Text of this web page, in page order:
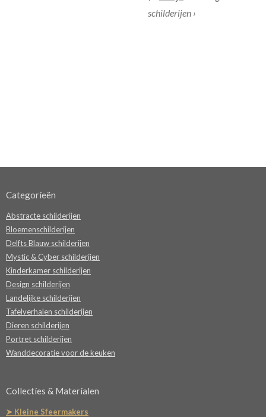
schilderijen ›
Categorieën
Abstracte schilderijen
Bloemenschilderijen
Delfts Blauw schilderijen
Mystic & Cyber schilderijen
Kinderkamer schilderijen
Design schilderijen
Landelijke schilderijen
Tafelverhalen schilderijen
Dieren schilderijen
Portret schilderijen
Wanddecoratie voor de keuken
Collecties & Materialen
➤ Kleine Sfeermakers